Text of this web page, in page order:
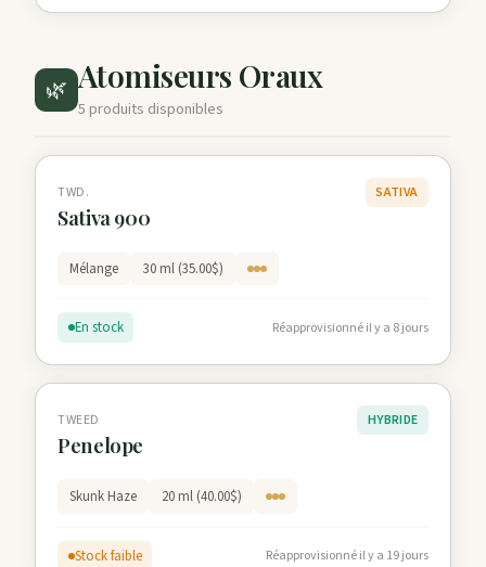
🌿 Atomiseurs Oraux
5 produits disponibles
TWD.
Sativa 900
SATIVA
Mélange 30 ml (35.00$)
En stock Réapprovisionné il y a 8 jours
TWEED
Penelope
HYBRIDE
Skunk Haze 20 ml (40.00$)
Stock faible Réapprovisionné il y a 19 jours